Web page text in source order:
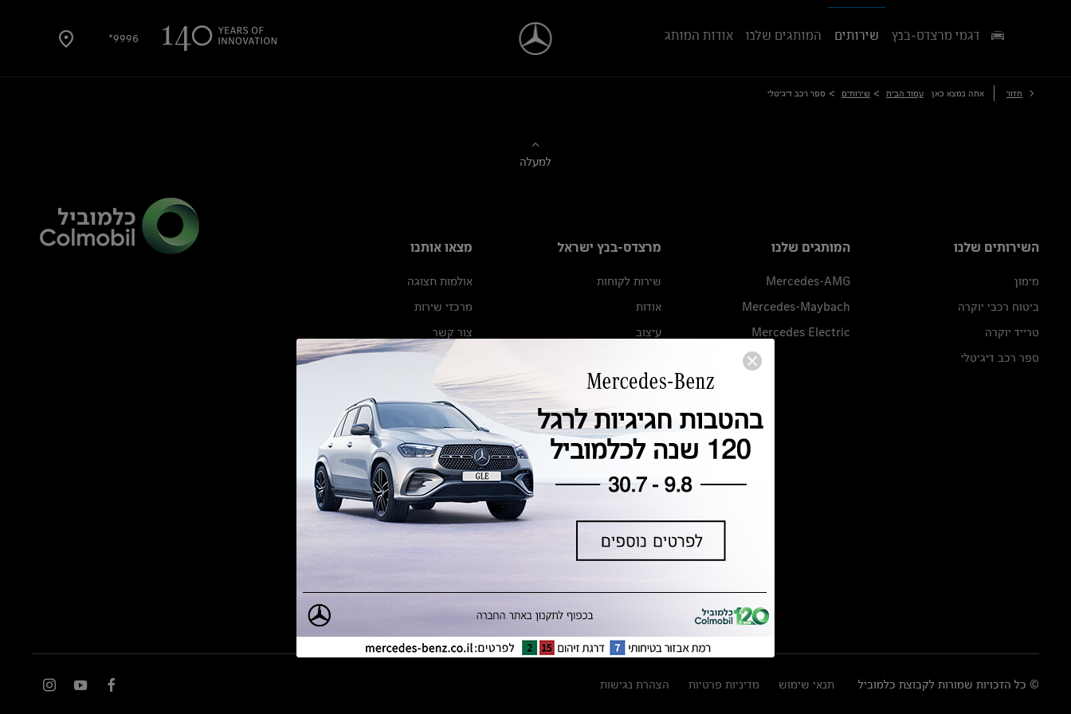
9996* דגמי מרצדס-בנץ שירותים המותגים שלנו אודות המותג
חזור אתה נמצא כאן עמוד הבית > שירותים > ספר רכב דיגיטלי
למעלה
השירותים שלנו
מימון
ביטוח רכבי יוקרה
טרייד יוקרה
ספר רכב דיגיטלי
המותגים שלנו
Mercedes-AMG
Mercedes-Maybach
Mercedes Electric
מרצדס-בנץ ישראל
שירות לקוחות
אודות
עיצוב
מגזין מרצדס-בנץ
ספרי רכב מרצדס-בנץ
נתוני זיהום אוויר וצריכת דלק וחשמל
נתוני תווית צמיגים
מחירון חלפים
הודעה על הטבות לרכבי מרצדס בהסדר
מצאו אותנו
אולמות תצוגה
מרכזי שירות
צור קשר
© כל הזכויות שמורות לקבוצת כלמוביל תנאי שימוש מדיניות פרטיות הצהרת נגישות